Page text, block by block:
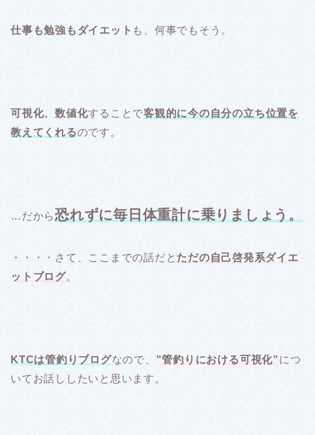
仕事も勉強もダイエット も、何事でもそう。
可視化、数値化することで客観的に今の自分の立ち位置を
教えてくれるのです。
…だから恐れずに毎日体重計に乗りましょう。
・・・・さて、ここまでの話だと ただの自己啓発系ダイエ
ットブログ。
KTCは管釣りブログなので、 ”管釣りにおける可視化”につ
いてお話ししたいと思います。